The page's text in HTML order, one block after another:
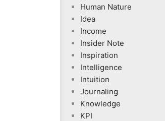
Human Nature
Idea
Income
Insider Note
Inspiration
Intelligence
Intuition
Journaling
Knowledge
KPI